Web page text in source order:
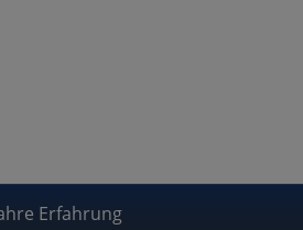
Erfahrung